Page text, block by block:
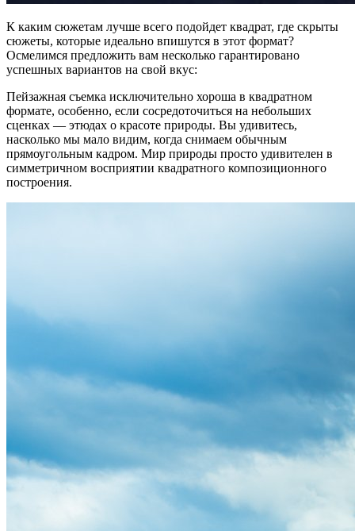
К каким сюжетам лучше всего подойдет квадрат, где скрыты
сюжеты, которые идеально впишутся в этот формат?
Осмелимся предложить вам несколько гарантировано
успешных вариантов на свой вкус:
Пейзажная съемка исключительно хороша в квадратном
формате, особенно, если сосредоточиться на небольших
сценках — этюдах о красоте природы. Вы удивитесь,
насколько мы мало видим, когда снимаем обычным
прямоугольным кадром. Мир природы просто удивителен в
симметричном восприятии квадратного композиционного
построения.